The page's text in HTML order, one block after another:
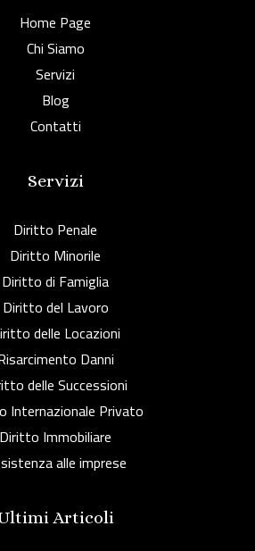
Home Page
Chi Siamo
Servizi
Blog
Contatti
Servizi
Diritto Penale
Diritto Minorile
Diritto di Famiglia
Diritto del Lavoro
delle Locazioni
Danni
delle Successioni
Internazionale Privato
Diritto Immobiliare
alle imprese
Articoli